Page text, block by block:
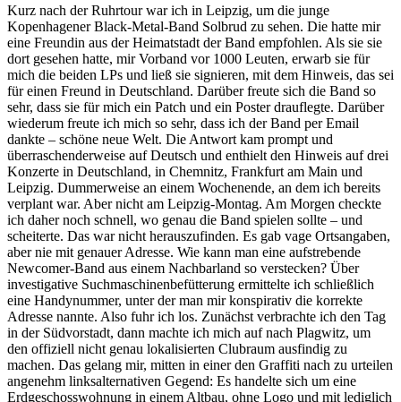
Kurz nach der Ruhrtour war ich in Leipzig, um die junge
Kopenhagener Black-Metal-Band Solbrud zu sehen. Die hatte mir
eine Freundin aus der Heimatstadt der Band empfohlen. Als sie sie
dort gesehen hatte, mir Vorband vor 1000 Leuten, erwarb sie für
mich die beiden LPs und ließ sie signieren, mit dem Hinweis, das sei
für einen Freund in Deutschland. Darüber freute sich die Band so
sehr, dass sie für mich ein Patch und ein Poster drauflegte. Darüber
wiederum freute ich mich so sehr, dass ich der Band per Email
dankte – schöne neue Welt. Die Antwort kam prompt und
überraschenderweise auf Deutsch und enthielt den Hinweis auf drei
Konzerte in Deutschland, in Chemnitz, Frankfurt am Main und
Leipzig. Dummerweise an einem Wochenende, an dem ich bereits
verplant war. Aber nicht am Leipzig-Montag. Am Morgen checkte
ich daher noch schnell, wo genau die Band spielen sollte – und
scheiterte. Das war nicht herauszufinden. Es gab vage Ortsangaben,
aber nie mit genauer Adresse. Wie kann man eine aufstrebende
Newcomer-Band aus einem Nachbarland so verstecken? Über
investigative Suchmaschinenbefütterung ermittelte ich schließlich
eine Handynummer, unter der man mir konspirativ die korrekte
Adresse nannte. Also fuhr ich los. Zunächst verbrachte ich den Tag
in der Südvorstadt, dann machte ich mich auf nach Plagwitz, um
den offiziell nicht genau lokalisierten Clubraum ausfindig zu
machen. Das gelang mir, mitten in einer den Graffiti nach zu urteilen
angenehm linksalternativen Gegend: Es handelte sich um eine
Erdgeschosswohnung in einem Altbau, ohne Logo und mit lediglich